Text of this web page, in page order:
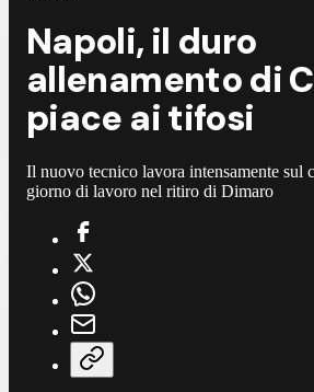
Napoli, il duro
allenamento di
piace ai tifosi
Il nuovo tecnico lavora intensamente sul
giorno di lavoro nel ritiro di Dimaro